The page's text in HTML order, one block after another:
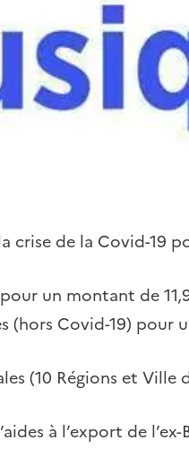
crise de la Covid-19
un montant de
(hors Covid-19) pour
(10 Régions et Ville
à l’export de